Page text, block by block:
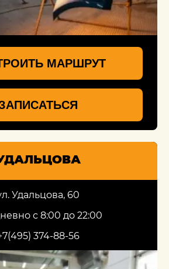
МАРШРУТ
Удальцова, 60
с 8:00 до 22:00
374-88-56